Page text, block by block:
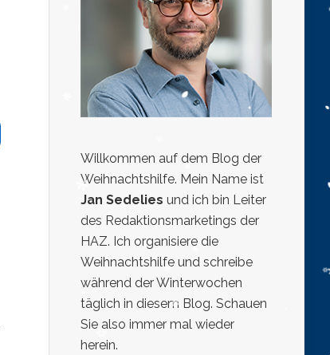
Willkommen auf dem Blog der
Weihnachtshilfe. Mein Name ist
Jan Sedelies und ich bin Leiter
des Redaktionsmarketings der
HAZ. Ich organisiere die
Weihnachtshilfe und schreibe
während der Winterwochen
täglich in diesem Blog. Schauen
Sie also immer mal wieder
herein.